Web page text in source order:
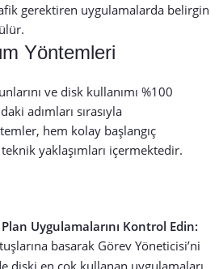
gerektiren uygulamalarda belirgin
Yöntemleri
ve disk kullanımı %100
adımları sırasıyla
hem kolay başlangıç
yaklaşımları içermektedir.
Uygulamalarını Kontrol Edin:
tuşlarına basarak Görev Yöneticisi’ni
diski en çok kullanan uygulamaları